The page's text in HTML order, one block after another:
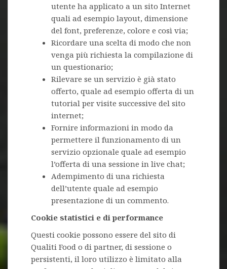
utente ha applicato a un sito Internet
quali ad esempio layout, dimensione
del font, preferenze, colore e così via;
Ricordare una scelta di modo che non
venga più richiesta la compilazione di
un questionario;
Rilevare se un servizio è già stato
offerto, quale ad esempio offerta di un
tutorial per visite successive del sito
internet;
Fornire informazioni in modo da
permettere il funzionamento di un
servizio opzionale quale ad esempio
l’offerta di una sessione in live chat;
Adempimento di una richiesta
dell’utente quale ad esempio
presentazione di un commento.
Cookie statistici e di performance
Questi cookie possono essere del sito di
Qualiti Food o di partner, di sessione o
persistenti, il loro utilizzo è limitato alla